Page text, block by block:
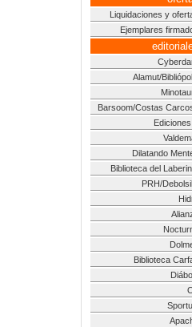
Liquidaciones y
Ejemplares
Alamut/
Barsoom/Costas
Dilatando
Biblioteca del
PRH/
Biblioteca